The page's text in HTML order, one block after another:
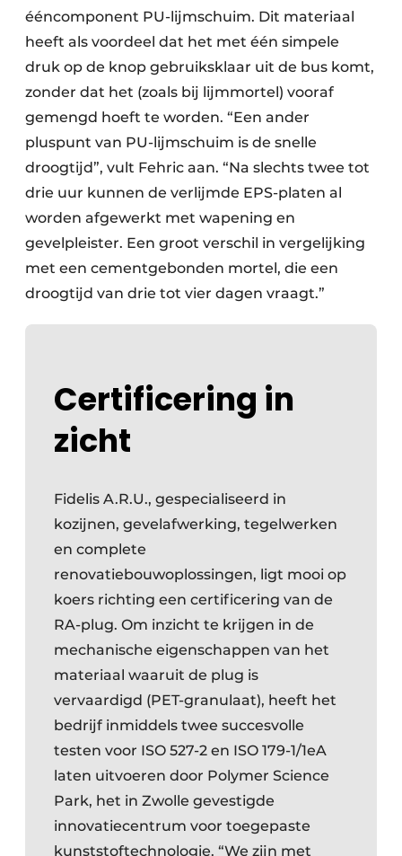
ééncomponent PU-lijmschuim. Dit materiaal
heeft als voordeel dat het met één simpele
druk op de knop gebruiksklaar uit de bus komt,
zonder dat het (zoals bij lijmmortel) vooraf
gemengd hoeft te worden. “Een ander
pluspunt van PU-lijmschuim is de snelle
droogtijd”, vult Fehric aan. “Na slechts twee tot
drie uur kunnen de verlijmde EPS-platen al
worden afgewerkt met wapening en
gevelpleister. Een groot verschil in vergelijking
met een cementgebonden mortel, die een
droogtijd van drie tot vier dagen vraagt.”
Certificering in
zicht
Fidelis A.R.U., gespecialiseerd in
kozijnen, gevelafwerking, tegelwerken
en complete
renovatiebouwoplossingen, ligt mooi op
koers richting een certificering van de
RA-plug. Om inzicht te krijgen in de
mechanische eigenschappen van het
materiaal waaruit de plug is
vervaardigd (PET-granulaat), heeft het
bedrijf inmiddels twee succesvolle
testen voor ISO 527-2 en ISO 179-1/1eA
laten uitvoeren door Polymer Science
Park, het in Zwolle gevestigde
innovatiecentrum voor toegepaste
kunststoftechnologie. “We zijn met